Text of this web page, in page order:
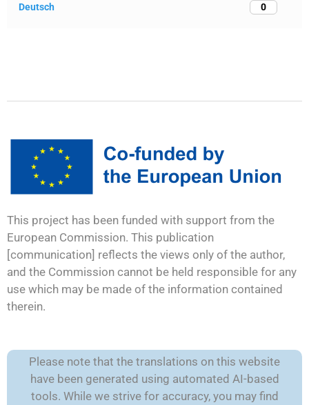
Deutsch
0
This project has been funded with support from the
European Commission. This publication
[communication] reflects the views only of the author,
and the Commission cannot be held responsible for any
use which may be made of the information contained
therein.
Please note that the translations on this website
have been generated using automated AI-based
tools. While we strive for accuracy, you may find